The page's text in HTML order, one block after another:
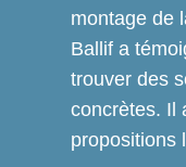
montage de
Ballif a
trouver des
concrètes. Il
propositions